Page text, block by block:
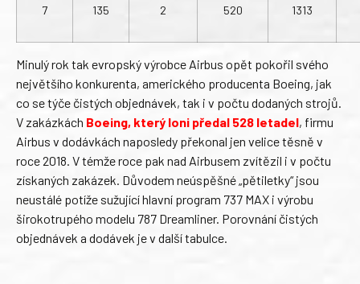
7 135 2 520 1313
Minulý rok tak evropský výrobce Airbus opět pokořil svého
největšího konkurenta, amerického producenta Boeing, jak
co se týče čistých objednávek, tak i v počtu dodaných strojů.
V zakázkách Boeing, který loni předal 528 letadel, firmu
Airbus v dodávkách naposledy překonal jen velice těsně v
roce 2018. V témže roce pak nad Airbusem zvítězil i v počtu
získaných zakázek. Důvodem neúspěšné „pětiletky“ jsou
neustálé potíže sužující hlavní program 737 MAX i výrobu
širokotrupého modelu 787 Dreamliner. Porovnání čistých
objednávek a dodávek je v další tabulce.